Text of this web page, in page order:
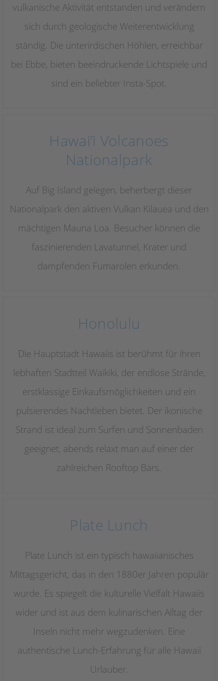
vulkanische Aktivität entstanden und verändern
sich durch geologische Weiterentwicklung
ständig. Die unterirdischen Höhlen, erreichbar
bei Ebbe, bieten beeindruckende Lichtspiele und
sind ein beliebter Insta-Spot.
Hawai’i Volcanoes
Nationalpark
Auf Big Island gelegen, beherbergt dieser
Nationalpark den aktiven Vulkan Kilauea und den
mächtigen Mauna Loa. Besucher können die
faszinierenden Lavatunnel, Krater und
dampfenden Fumarolen erkunden.
Honolulu
Die Hauptstadt Hawaiis ist berühmt für ihren
lebhaften Stadtteil Waikiki, der endlose Strände,
erstklassige Einkaufsmöglichkeiten und ein
pulsierendes Nachtleben bietet. Der ikonische
Strand ist ideal zum Surfen und Sonnenbaden
geeignet, abends relaxt man auf einer der
zahlreichen Rooftop Bars.
Plate Lunch
Plate Lunch ist ein typisch hawaiianisches
Mittagsgericht, das in den 1880er Jahren populär
wurde. Es spiegelt die kulturelle Vielfalt Hawaiis
wider und ist aus dem kulinarischen Alltag der
Inseln nicht mehr wegzudenken. Eine
authentische Lunch-Erfahrung für alle Hawaii
Urlauber.